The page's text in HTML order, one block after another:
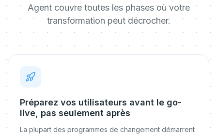
Agent couvre toutes les phases où votre
transformation peut décrocher.
Préparez vos utilisateurs avant le go-
live, pas seulement après
La plupart des programmes de changement démarrent